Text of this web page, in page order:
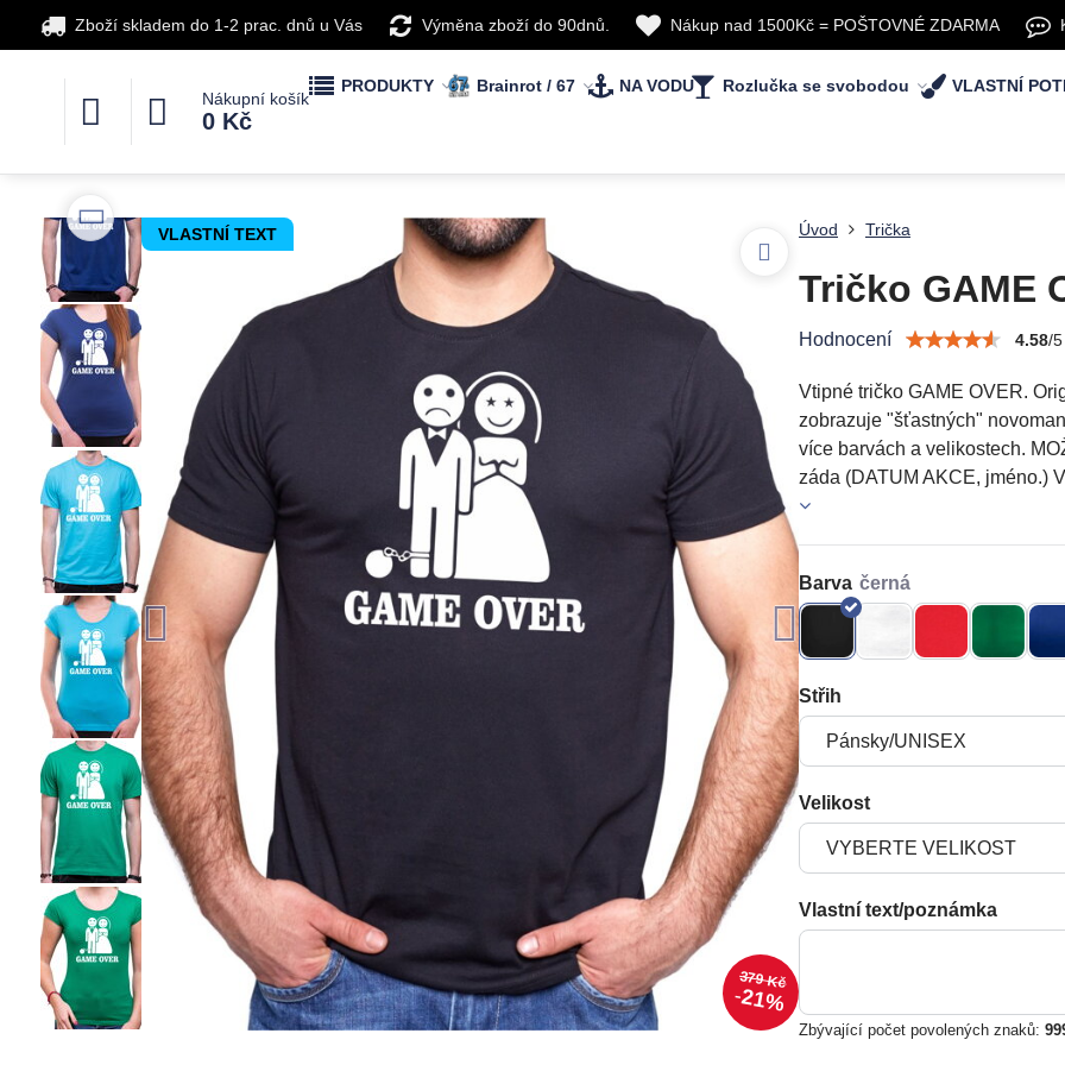
Zboží skladem do 1-2 prac. dnů u Vás Výměna zboží do 90dnů. Nákup nad 1500Kč = POŠTOVNÉ ZDARMA
Nákupní košík
0 Kč
PRODUKTY Brainrot / 67 NA VODU Rozlučka se svobodou VLASTNÍ
VLASTNÍ TEXT
379 Kč
21%
Úvod Trička
Tričko GAME
Hodnocení 4.58/5
Vtipné tričko GAME OVER.
zobrazuje "šťastných"
více barvách a velikostech.
záda (DATUM AKCE, jméno.)
Barva
Střih
Velikost
Vlastní text/poznámka
Zbývající počet povolených znaků: